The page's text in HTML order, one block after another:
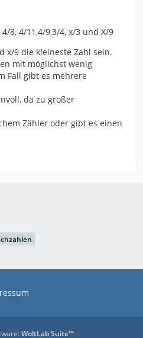
8, 4/11,4/9,3/4, x/3 und X/9
x/9 die kleineste Zahl sein.
mit möglichst wenig
Fall gibt es mehrere
da zu großer
Zähler oder gibt es einen
WoltLab Suite™